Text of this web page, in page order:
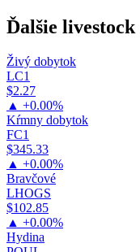
Ďalšie
Živý dobytok
LC1
$2.27
▲ +0.00%
Kŕmny dobytok
FC1
$345.33
▲ +0.00%
Bravčové
LHOGS
$102.85
▲ +0.00%
Hydina